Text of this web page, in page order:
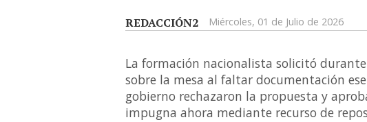
REDACCIÓN2 Miércoles, 01 de Julio de 2026
La formación nacionalista solicitó
sobre la mesa al faltar documentación
gobierno rechazaron la propuesta y
impugna ahora mediante recurso de